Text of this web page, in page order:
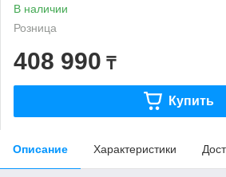
В наличии
Розница
408 990 ₸
Купить
Описание Характеристики